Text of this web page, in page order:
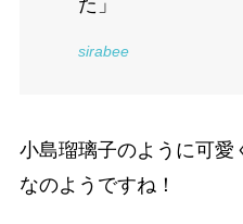
た」
sirabee
小島瑠璃子のように可愛
なのようですね！